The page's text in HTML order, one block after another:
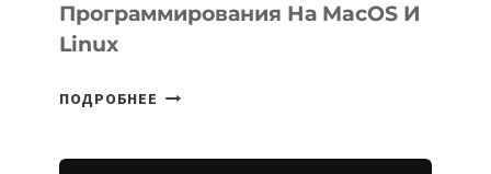
Программирования На MacOS И
Linux
ПОДРОБНЕЕ META